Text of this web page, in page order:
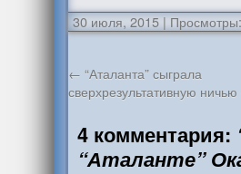
30 июля, 2015 |
← “Аталанта” сыграла
сверхрезультативную ничью
4 комментария:
“Аталанте”